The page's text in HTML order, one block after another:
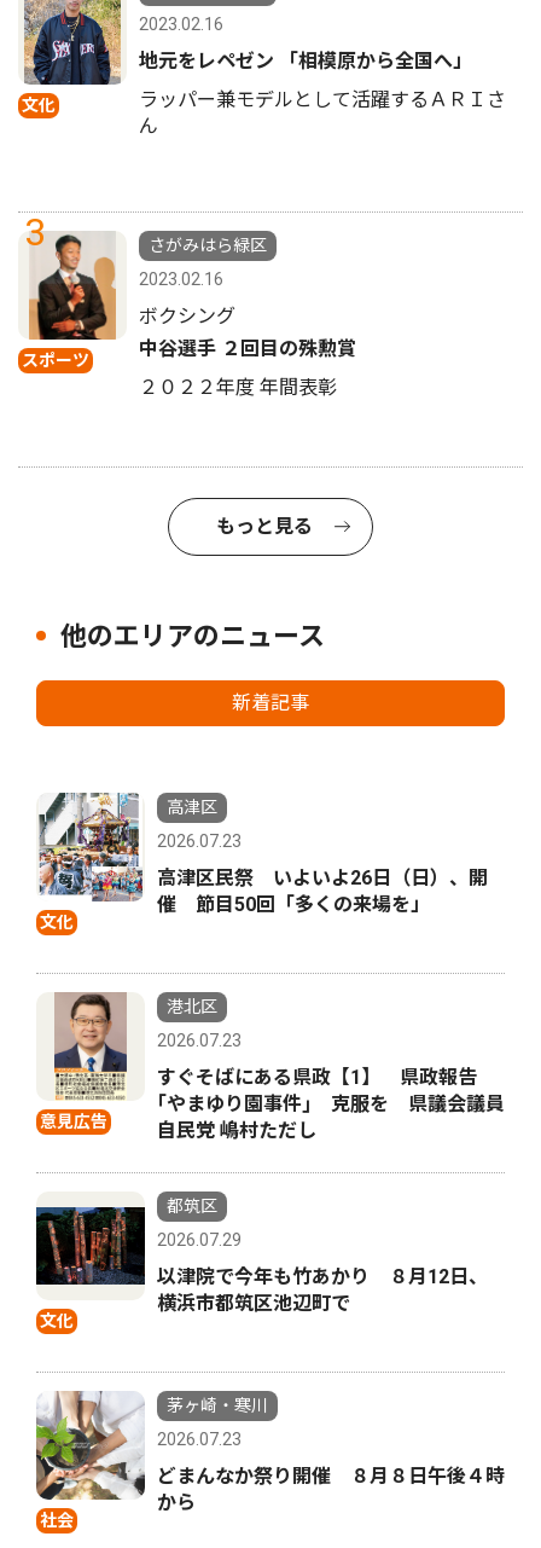
文化
2023.02.16
地元をレペゼン 「相模原から全国へ」
ラッパー兼モデルとして活躍するＡＲＩさ
ん
3
スポーツ
さがみはら緑区
2023.02.16
ボクシング
中谷選手 ２回目の殊勲賞
２０２２年度 年間表彰
もっと見る
他のエリアのニュース
新着記事
文化
高津区
2026.07.23
高津区民祭 いよいよ26日（日）、開
催 節目50回「多くの来場を」
意見広告
港北区
2026.07.23
すぐそばにある県政【1】 県政報告
｢やまゆり園事件｣ 克服を 県議会議員
自民党 嶋村ただし
文化
都筑区
2026.07.29
以津院で今年も竹あかり ８月12日、
横浜市都筑区池辺町で
社会
茅ヶ崎・寒川
2026.07.23
どまんなか祭り開催 ８月８日午後４時
から